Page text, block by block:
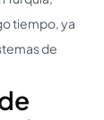
tiempo, ya
de